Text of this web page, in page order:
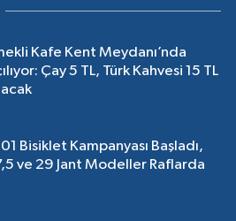
Kafe Kent Meydanı’nda
Çay 5 TL, Türk Kahvesi 15 TL
Bisiklet Kampanyası Başladı,
ve 29 Jant Modeller Raflarda